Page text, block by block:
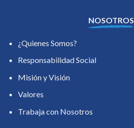
NOSOTROS
¿Quienes Somos?
Responsabilidad Social
Misión y Visión
Valores
Trabaja con Nosotros